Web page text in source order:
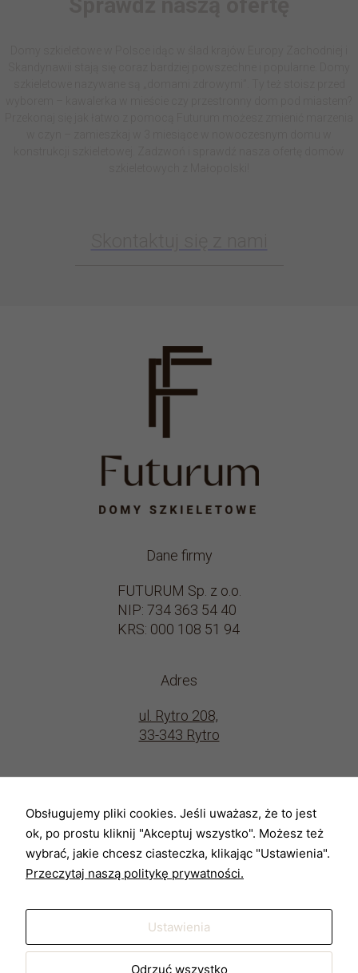
Dane firmy
FUTURUM Sp. z o.o.
NIP: 734 363 54 40
KRS: 000 108 51 94
Adres
ul. Rytro 208,
33-343 Rytro
tel. 789 845 874
tel. 799 073 187
tel. 571 865 276
biuro@domyfuturum.pl
Polityka prywatności
Ochrona Danych Osobowych
Obsługujemy pliki cookies. Jeśli uważasz, że to jest
ok, po prostu kliknij "Akceptuj wszystko". Możesz też
wybrać, jakie chcesz ciasteczka, klikając "Ustawienia".
Przeczytaj naszą politykę prywatności.
Ustawienia
Odrzuć wszystko